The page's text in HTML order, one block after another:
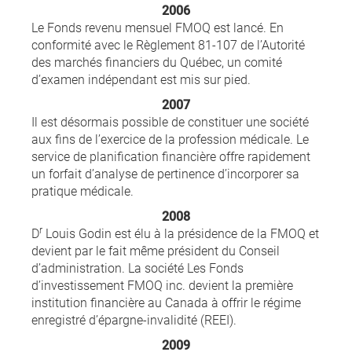
2006
Le Fonds revenu mensuel FMOQ est lancé. En
conformité avec le Règlement 81-107 de l’Autorité
des marchés financiers du Québec, un comité
d’examen indépendant est mis sur pied.
2007
Il est désormais possible de constituer une société
aux fins de l’exercice de la profession médicale. Le
service de planification financière offre rapidement
un forfait d’analyse de pertinence d’incorporer sa
pratique médicale.
2008
Dr Louis Godin est élu à la présidence de la FMOQ et
devient par le fait même président du Conseil
d’administration. La société Les Fonds
d’investissement FMOQ inc. devient la première
institution financière au Canada à offrir le régime
enregistré d’épargne-invalidité (REEI).
2009